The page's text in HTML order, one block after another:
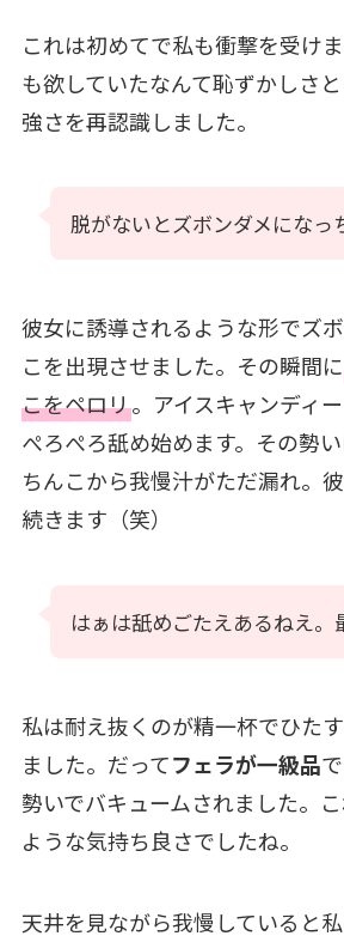
これは初めてで私も衝撃を受け
も欲していたなんて恥ずかしさ
強さを再認識しました。
脱がないとズボンダメになっ
彼女に誘導されるような形でズ
こを出現させました。その瞬間に
こをペロリ。アイスキャンディ
ぺろぺろ舐め始めます。その勢
ちんこから我慢汁がただ漏れ。
続きます（笑）
はぁは舐めごたえあるねえ。
私は耐え抜くのが精一杯でひた
ました。だってフェラが一級品
勢いでバキュームされました。
ような気持ち良さでしたね。
天井を見ながら我慢していると